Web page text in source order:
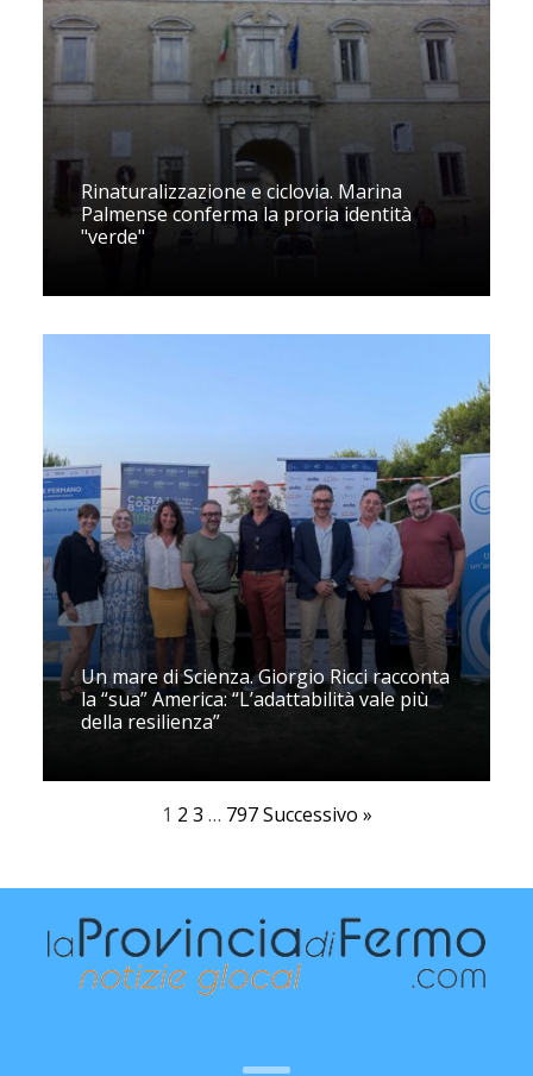
Rinaturalizzazione e ciclovia. Marina
Palmense conferma la proria identità
"verde"
Un mare di Scienza. Giorgio Ricci racconta
la “sua” America: “L’adattabilità vale più
della resilienza”
1 2 3 … 797 Successivo »